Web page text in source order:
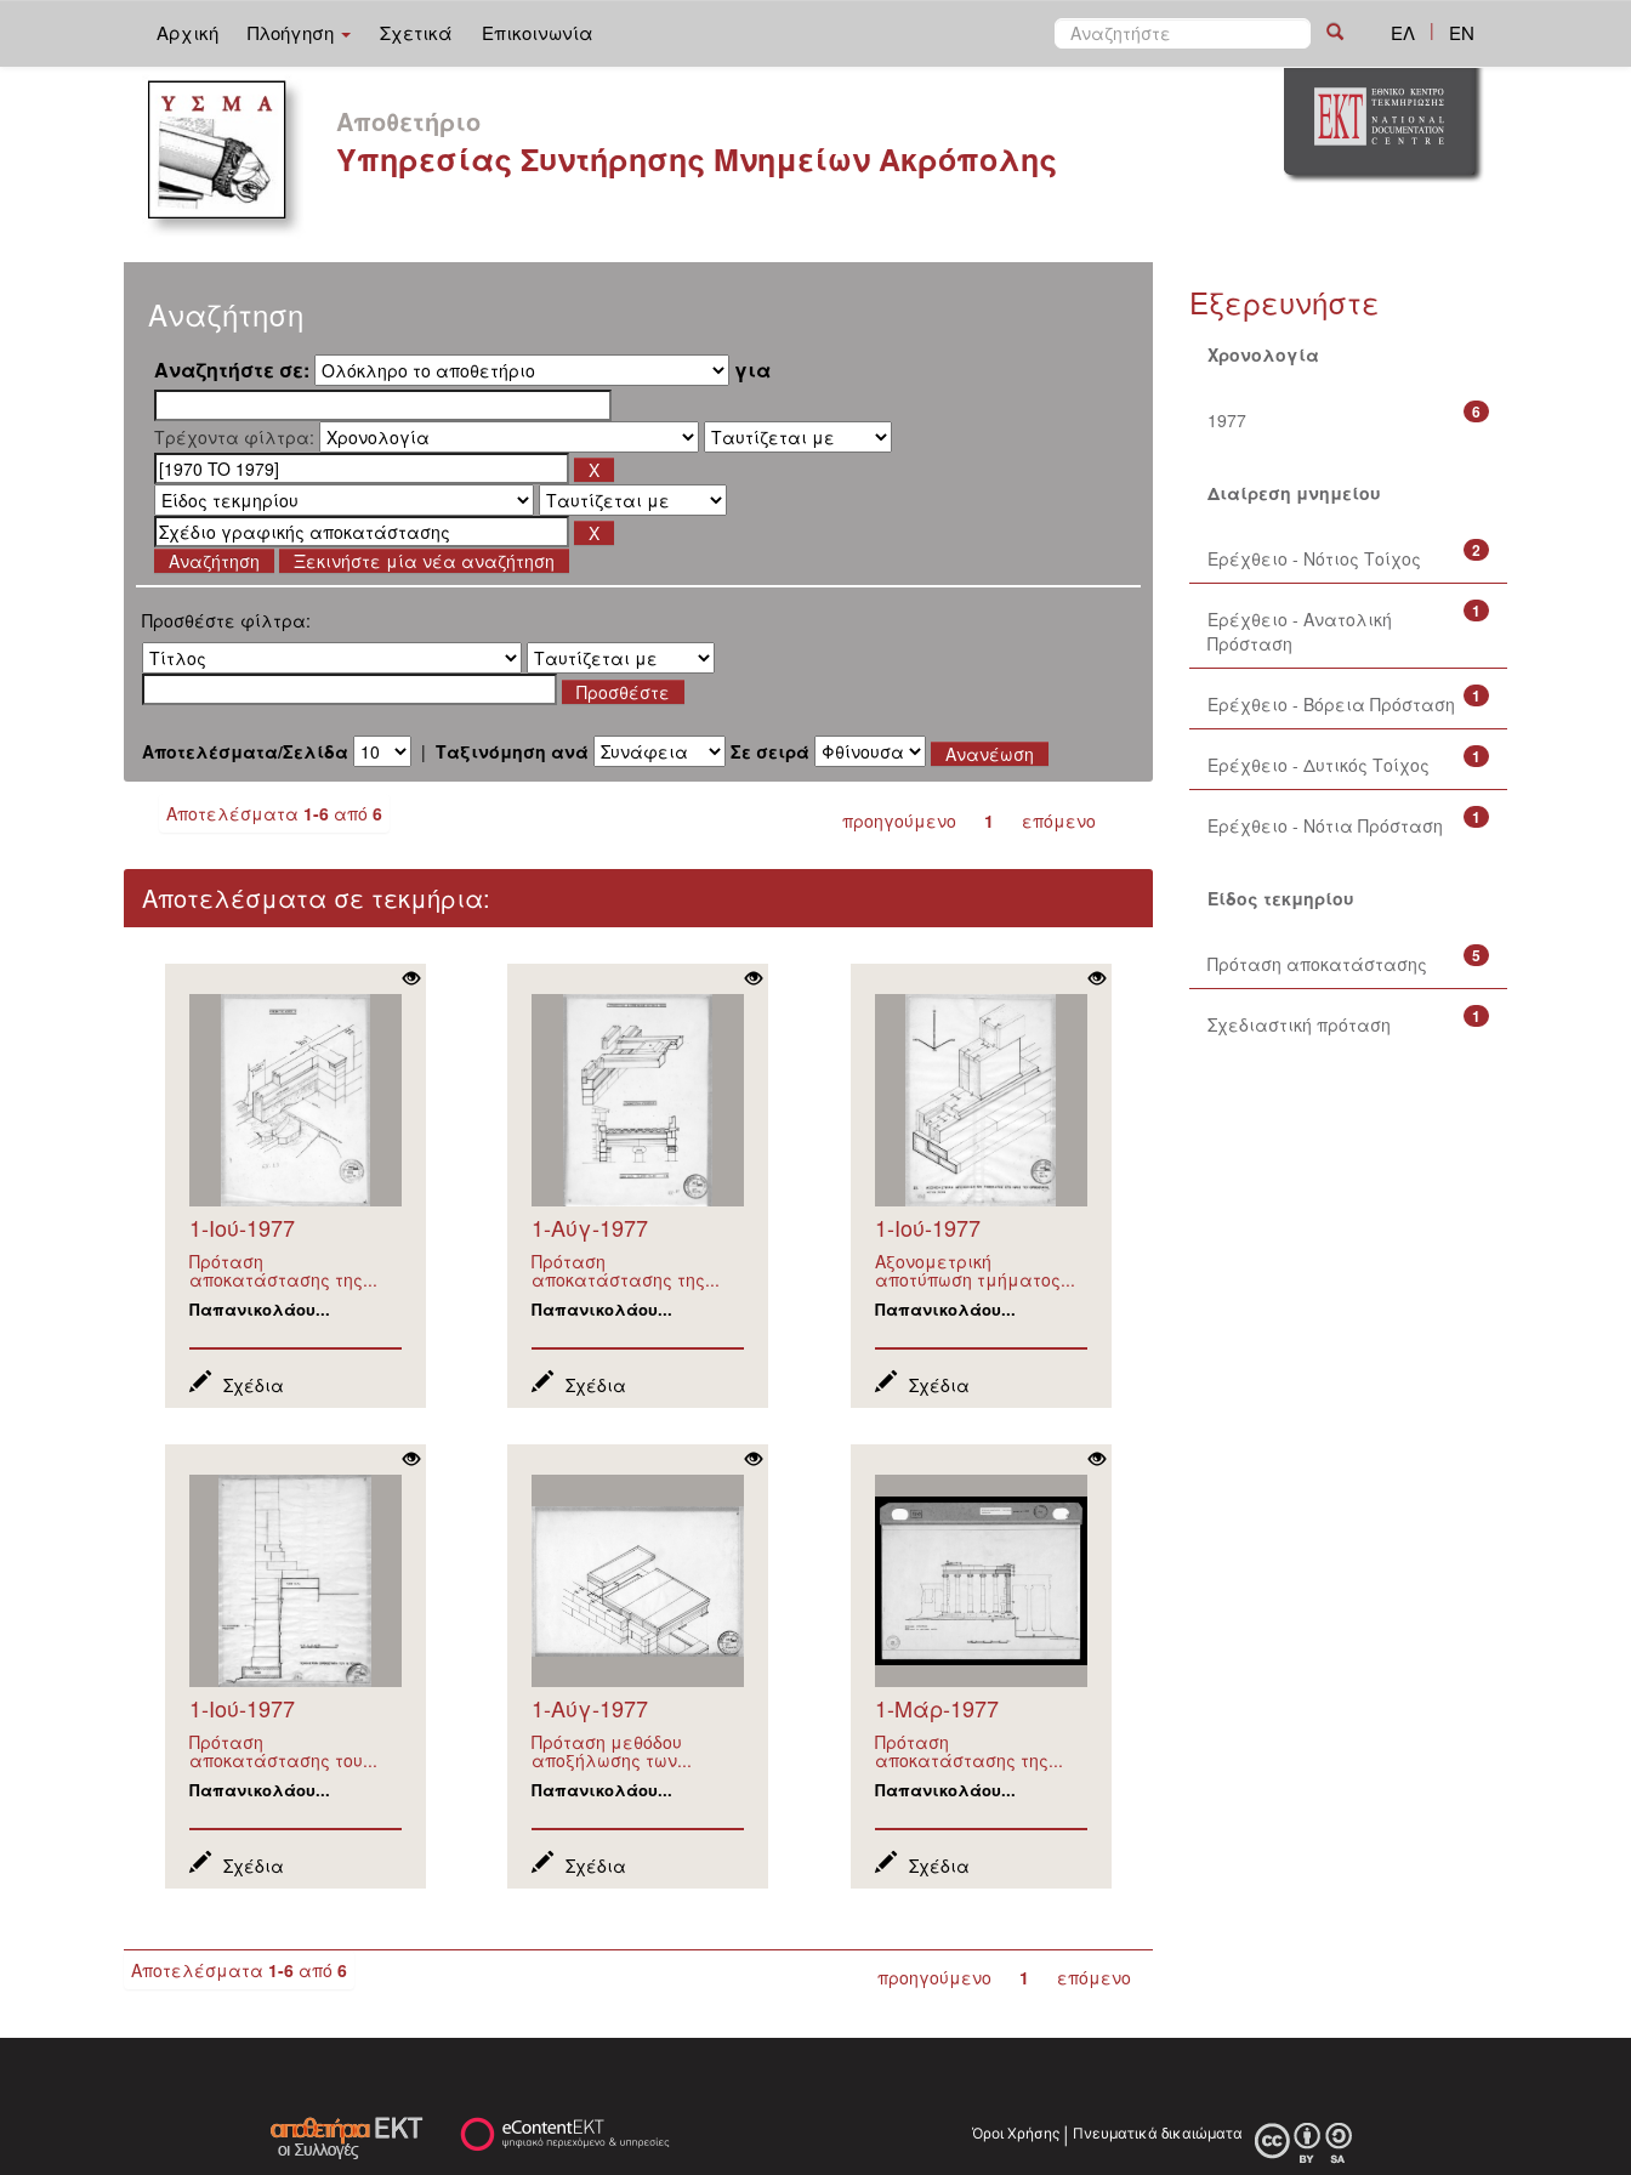
Αρχική Πλοήγηση Σχετικά Επικοινωνία ΕΛ | EN
Αποθετήριο
Υπηρεσίας Συντήρησης Μνημείων Ακρόπολης
Αναζήτηση
Αναζητήστε σε: για
Τρέχοντα φίλτρα:
Ξεκινήστε μία νέα αναζήτηση
Προσθέστε φίλτρα:
Αποτελέσματα/Σελίδα | Ταξινόμηση ανά Σε σειρά
Αποτελέσματα 1-6 από 6 προηγούμενο 1 επόμενο
Αποτελέσματα σε τεκμήρια:
1-Ιού-1977
Πρόταση
αποκατάστασης της...
Παπανικολάου...
Σχέδια
1-Αύγ-1977
Πρόταση
αποκατάστασης της...
Παπανικολάου...
Σχέδια
1-Ιού-1977
Αξονομετρική
αποτύπωση τμήματος...
Παπανικολάου...
Σχέδια
1-Ιού-1977
Πρόταση
αποκατάστασης του...
Παπανικολάου...
Σχέδια
1-Αύγ-1977
Πρόταση μεθόδου
αποξήλωσης των...
Παπανικολάου...
Σχέδια
1-Μάρ-1977
Πρόταση
αποκατάστασης της...
Παπανικολάου...
Σχέδια
Αποτελέσματα 1-6 από 6 προηγούμενο 1 επόμενο
Εξερευνήστε
Χρονολογία
6
1977
Διαίρεση μνημείου
2
Ερέχθειο - Νότιος Τοίχος
1
Ερέχθειο - Ανατολική
Πρόσταση
1
Ερέχθειο - Βόρεια Πρόσταση
1
Ερέχθειο - Δυτικός Τοίχος
1
Ερέχθειο - Νότια Πρόσταση
Είδος τεκμηρίου
5
Πρόταση αποκατάστασης
1
Σχεδιαστική πρόταση